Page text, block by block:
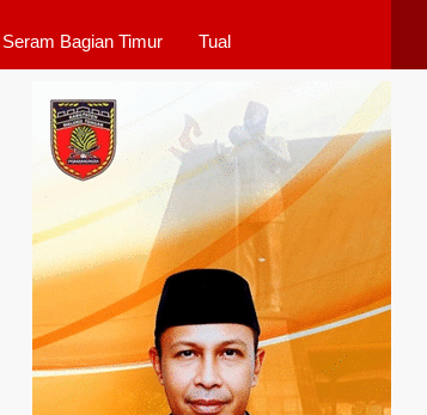
Seram Bagian Timur Tual